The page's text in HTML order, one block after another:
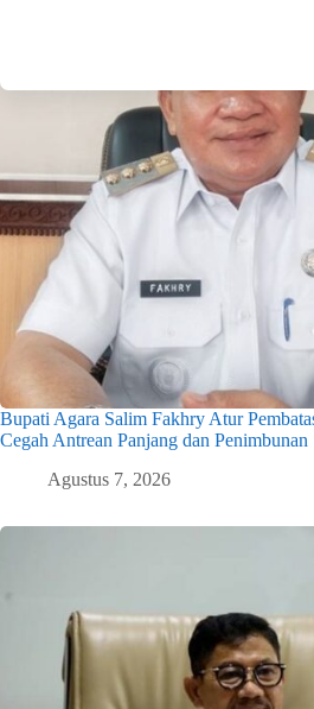
Bupati Agara Salim Fakhry Atur
Cegah Antrean Panjang dan Penimbunan
Agustus 7, 2026